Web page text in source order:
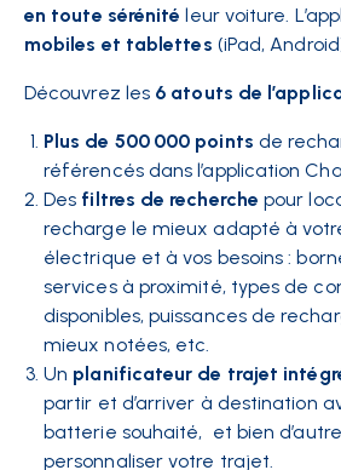
en toute sérénité leur voiture.
mobiles et tablettes (iPad,
Découvrez les 6 atouts de
Plus de 500 000 points de
référencés dans l’application
Des filtres de recherche pour
recharge le mieux adapté à
électrique et à vos besoins :
services à proximité, types de
disponibles, puissances de
mieux notées, etc.
Un planificateur de trajet
partir et d’arriver à destination
batterie souhaité, et bien
personnaliser votre trajet.